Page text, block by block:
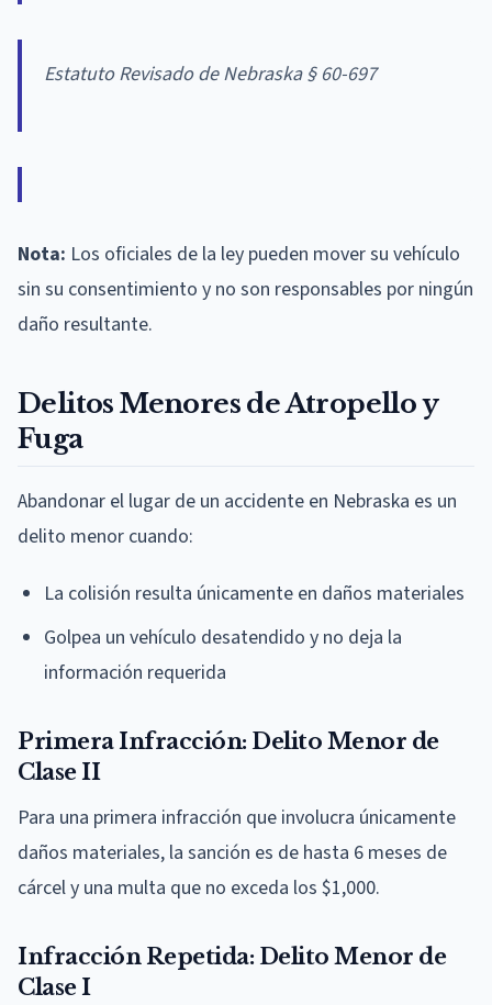
Estatuto Revisado de Nebraska § 60-697
Nota: Los oficiales de la ley pueden mover su vehículo
sin su consentimiento y no son responsables por ningún
daño resultante.
Delitos Menores de Atropello y
Fuga
Abandonar el lugar de un accidente en Nebraska es un
delito menor cuando:
La colisión resulta únicamente en daños materiales
Golpea un vehículo desatendido y no deja la
información requerida
Primera Infracción: Delito Menor de
Clase II
Para una primera infracción que involucra únicamente
daños materiales, la sanción es de hasta 6 meses de
cárcel y una multa que no exceda los $1,000.
Infracción Repetida: Delito Menor de
Clase I